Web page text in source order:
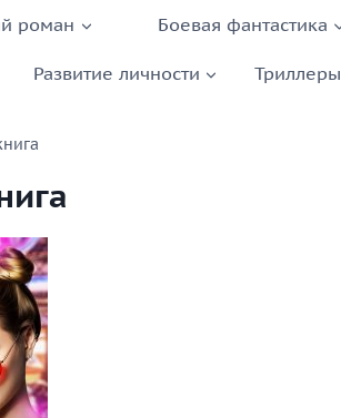
роман Боевая фантастика
Развитие личности Триллеры